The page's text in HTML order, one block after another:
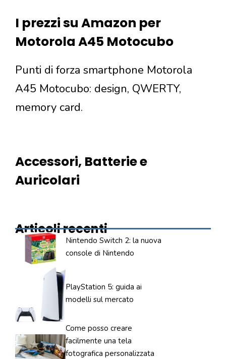
I prezzi su Amazon per
Motorola A45 Motocubo
Punti di forza smartphone Motorola
A45 Motocubo: design, QWERTY,
memory card.
Accessori, Batterie e
Auricolari
Articoli recenti
Nintendo Switch 2: la nuova
console di Nintendo
PlayStation 5: guida ai
modelli sul mercato
Come posso creare
facilmente una tela
fotografica personalizzata